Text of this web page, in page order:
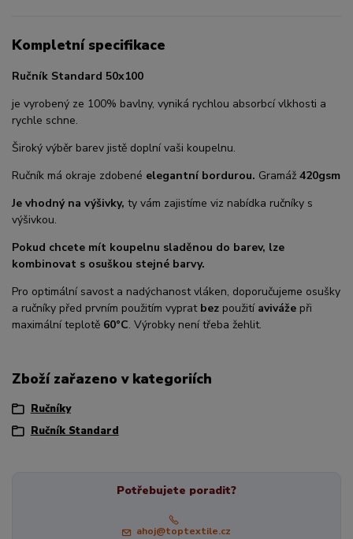
Kompletní specifikace
Ručník Standard 50x100
je vyrobený ze 100% bavlny, vyniká rychlou absorbcí vlkhosti a
rychle schne.
Široký výběr barev jistě doplní vaši koupelnu.
Ručník má okraje zdobené elegantní bordurou. Gramáž 420gsm
Je vhodný na výšivky, ty vám zajistíme viz nabídka ručníky s
výšivkou.
Pokud chcete mít koupelnu sladěnou do barev, lze
kombinovat s osuškou stejné barvy.
Pro optimální savost a nadýchanost vláken, doporučujeme osušky
a ručníky před prvním použitím vyprat bez použití aviváže při
maximální teplotě 60°C. Výrobky není třeba žehlit.
Zboží zařazeno v kategoriích
Ručníky
Ručník Standard
Potřebujete poradit?
ahoj@toptextile.cz